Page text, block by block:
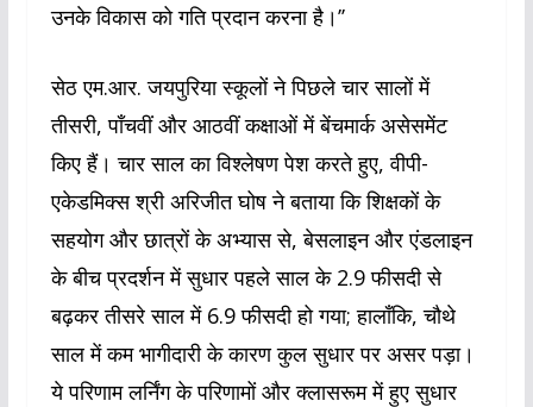
उनके विकास को गति प्रदान करना है।’’
सेठ एम.आर. जयपुरिया स्कूलों ने पिछले चार सालों में
तीसरी, पाँचवीं और आठवीं कक्षाओं में बेंचमार्क असेसमेंट
किए हैं। चार साल का विश्लेषण पेश करते हुए, वीपी-
एकेडमिक्स श्री अरिजीत घोष ने बताया कि शिक्षकों के
सहयोग और छात्रों के अभ्यास से, बेसलाइन और एंडलाइन
के बीच प्रदर्शन में सुधार पहले साल के 2.9 फीसदी से
बढ़कर तीसरे साल में 6.9 फीसदी हो गया; हालाँकि, चौथे
साल में कम भागीदारी के कारण कुल सुधार पर असर पड़ा।
ये परिणाम लर्निंग के परिणामों और क्लासरूम में हुए सुधार